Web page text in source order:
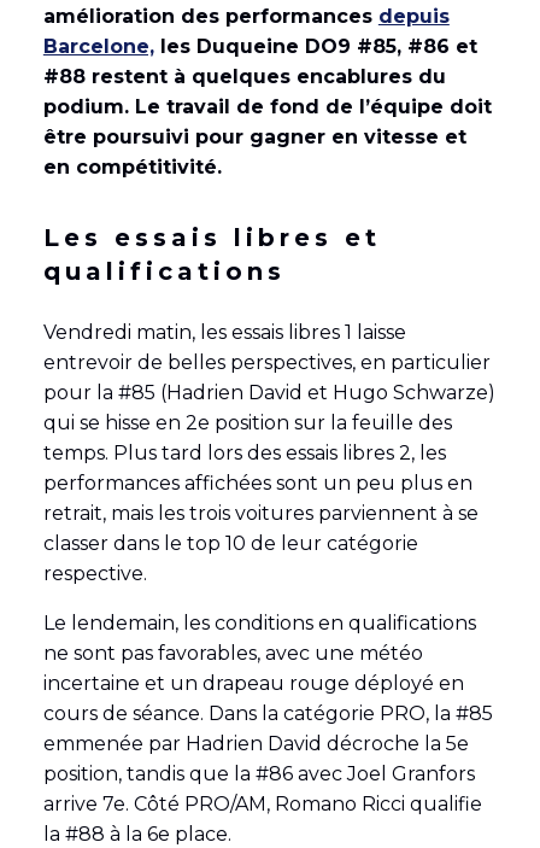
amélioration des performances depuis
Barcelone,les Duqueine DO9 #85, #86 et
#88 restent à quelques encablures du
podium. Le travail de fond de l’équipe doit
être poursuivi pour gagner en vitesse et
en compétitivité.
Les essais libres et
qualifications
Vendredi matin, les essais libres 1 laisse
entrevoir de belles perspectives, en particulier
pour la #85 (Hadrien David et Hugo Schwarze)
qui se hisse en 2e position sur la feuille des
temps. Plus tard lors des essais libres 2, les
performances affichées sont un peu plus en
retrait, mais les trois voitures parviennent à se
classer dans le top 10 de leur catégorie
respective.
Le lendemain, les conditions en qualifications
ne sont pas favorables, avec une météo
incertaine et un drapeau rouge déployé en
cours de séance. Dans la catégorie PRO, la #85
emmenée par Hadrien David décroche la 5e
position, tandis que la #86 avec Joel Granfors
arrive 7e. Côté PRO/AM, Romano Ricci qualifie
la #88 à la 6e place.